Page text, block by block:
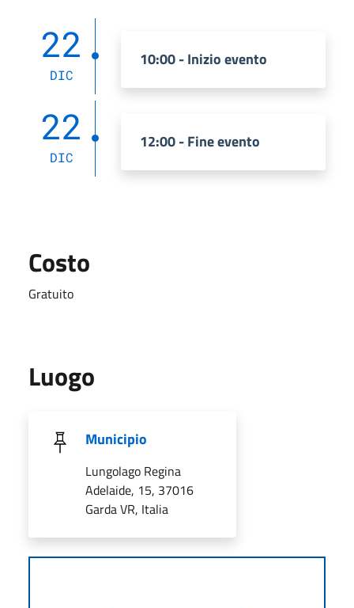
22
DIC
10:00 - Inizio evento
22
DIC
12:00 - Fine evento
Costo
Gratuito
Luogo
Municipio
Lungolago Regina
Adelaide, 15, 37016
Garda VR, Italia